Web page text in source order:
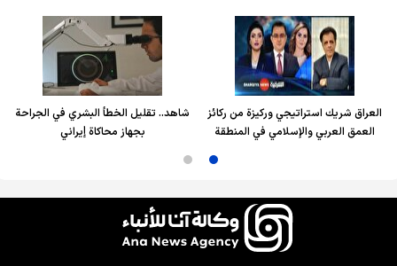
العراق شريك استراتيجي وركيزة من ركائز
العمق العربي والإسلامي في المنطقة
شاهد.. تقليل الخطأ البشري في الجراحة
بجهاز محاكاة إيراني